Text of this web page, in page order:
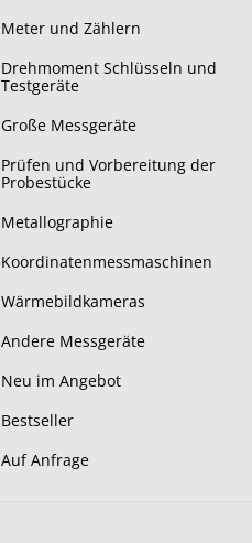
Meter und Zählern
Drehmoment Schlüsseln und
Testgeräte
Große Messgeräte
Prüfen und Vorbereitung der
Probestücke
Metallographie
Koordinatenmessmaschinen
Wärmebildkameras
Andere Messgeräte
Neu im Angebot
Bestseller
Auf Anfrage